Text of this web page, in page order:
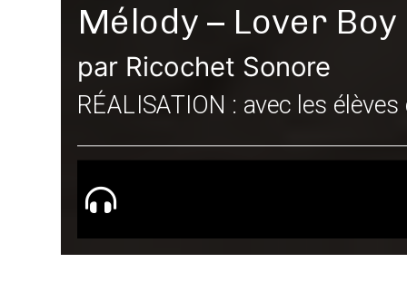
Mélody – Lover Boy
par Ricochet Sonore
RÉALISATION : avec les